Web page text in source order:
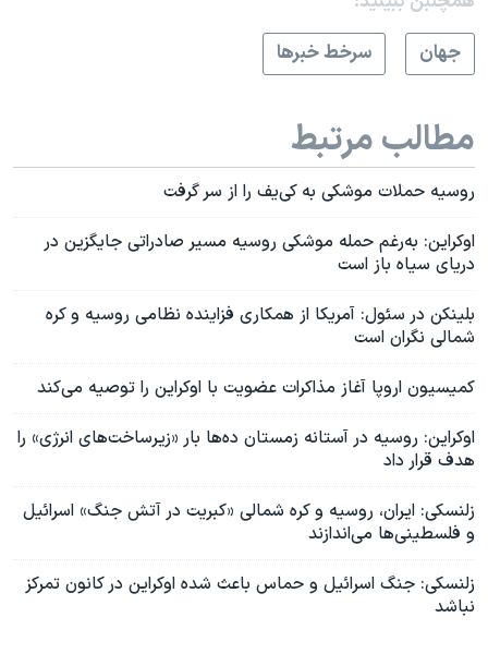
جهان
سرخط خبرها
مطالب مرتبط
روسیه حملات موشکی به کی‌یف را از سر گرفت
اوکراین: به‌رغم حمله موشکی روسیه مسیر صادراتی جایگزین در
دریای سیاه باز است
بلینکن در سئول: آمریکا از همکاری فزاینده نظامی روسیه و کره
شمالی نگران است
کمیسیون اروپا آغاز مذاکرات عضویت با اوکراین را توصیه می‌کند
اوکراین: روسیه در آستانه زمستان ده‌ها بار «زیرساخت‌های انرژی» را
هدف قرار داد
زلنسکی: ایران، روسیه و کره شمالی «کبریت در آتش جنگ» اسرائیل
و فلسطینی‌ها می‌اندازند
زلنسکی: جنگ اسرائیل و حماس باعث شده اوکراین در کانون تمرکز
نباشد